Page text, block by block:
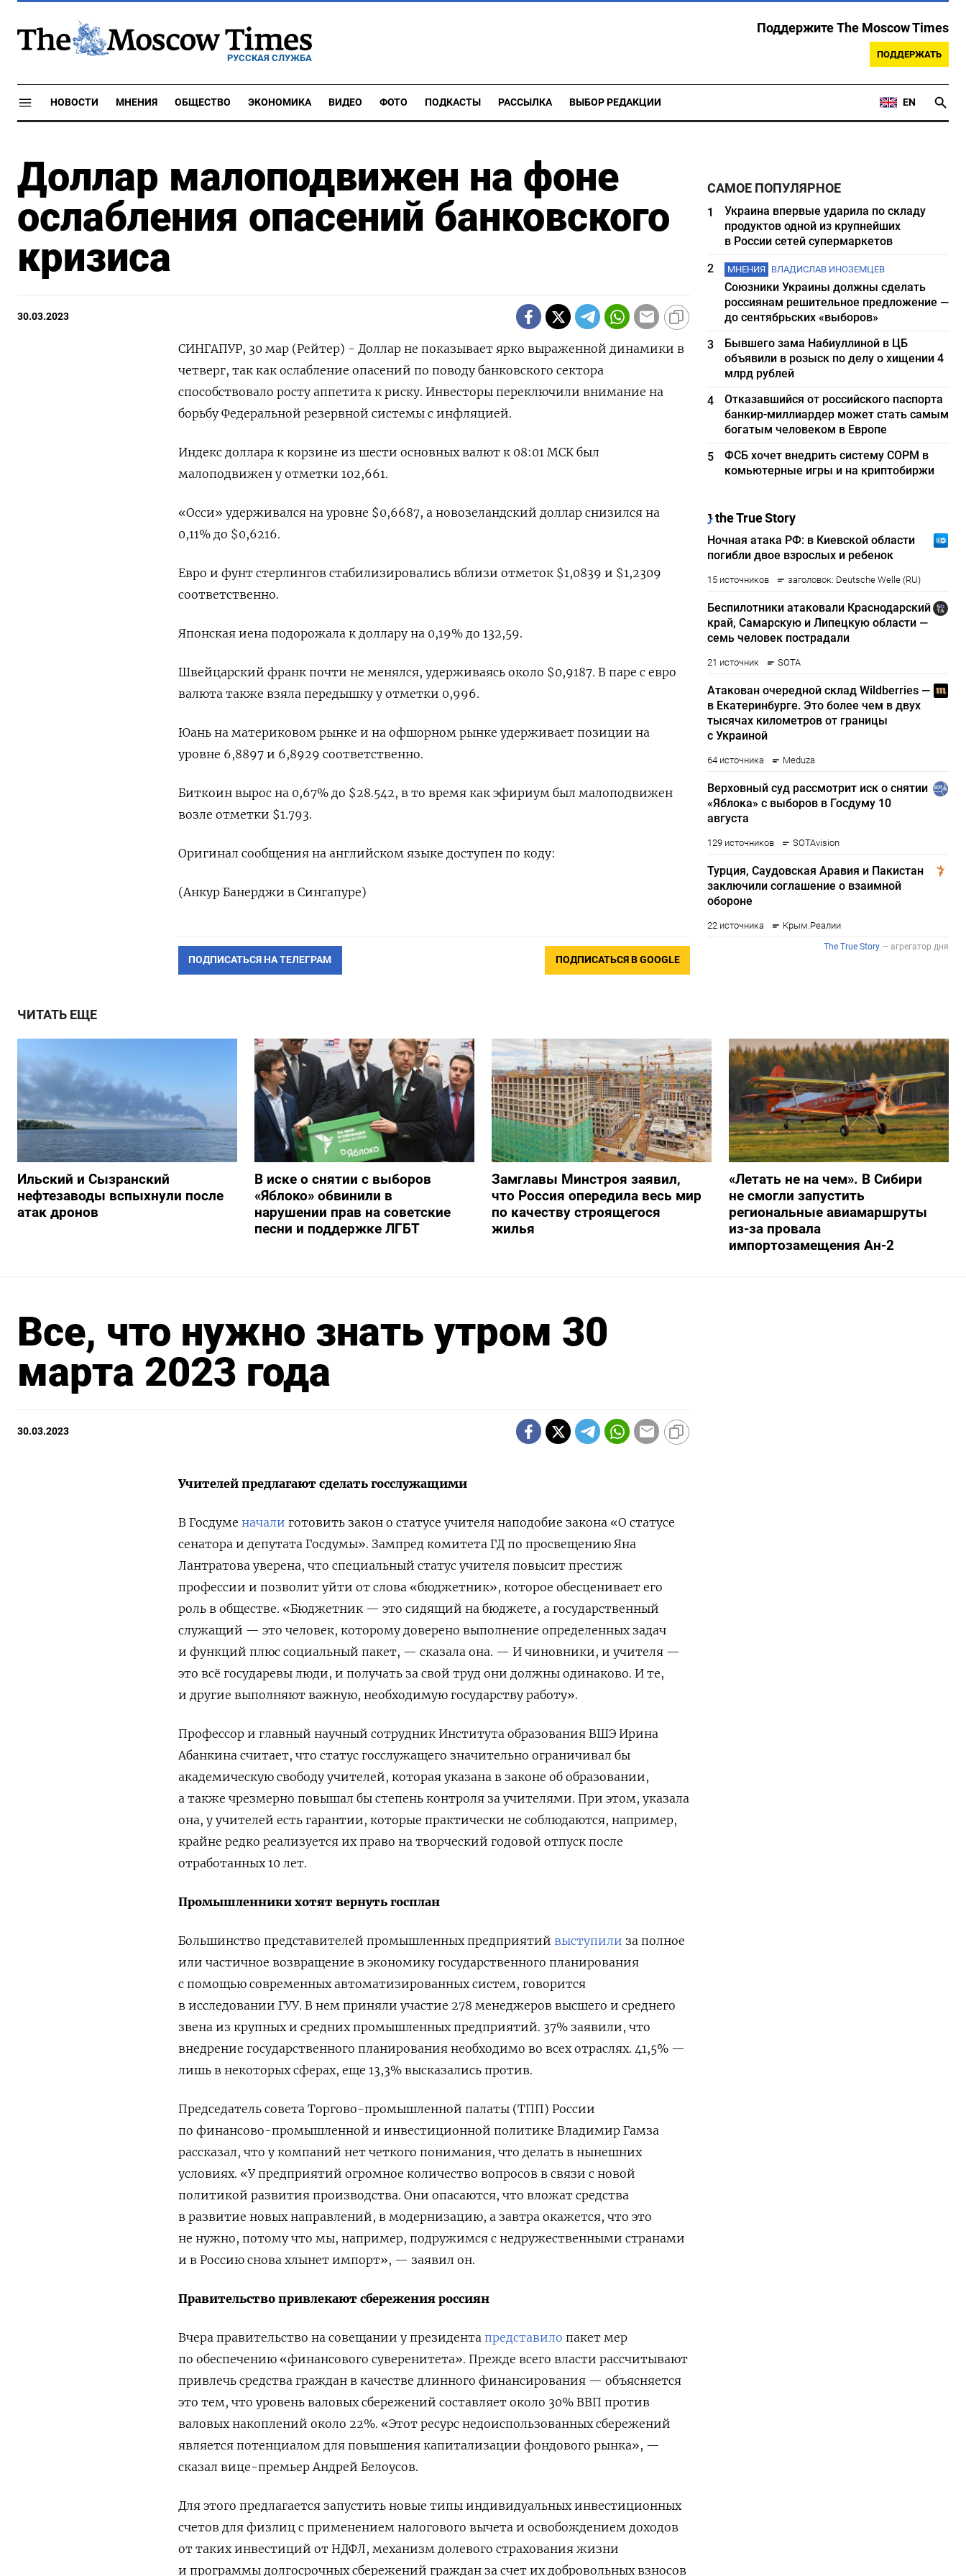
РУССКАЯ СЛУЖБА
Поддержите The Moscow Times
ПОДДЕРЖАТЬ
НОВОСТИ МНЕНИЯ ОБЩЕСТВО ЭКОНОМИКА ВИДЕО ФОТО ПОДКАСТЫ РАССЫЛКА ВЫБОР РЕДАКЦИИ EN
Доллар малоподвижен на фоне
ослабления опасений банковского
кризиса
30.03.2023
СИНГАПУР, 30 мар (Рейтер) - Доллар не показывает ярко выраженной динамики в
четверг, так как ослабление опасений по поводу банковского сектора
способствовало росту аппетита к риску. Инвесторы переключили внимание на
борьбу Федеральной резервной системы с инфляцией.
Индекс доллара к корзине из шести основных валют к 08:01 МСК был
малоподвижен у отметки 102,661​.
«Осси» удерживался на уровне $0,6687​, а новозеландский доллар снизился на
0,11% до $0,6216​.
Евро и фунт стерлингов стабилизировались вблизи отметок $1,0839​ и $1,2309​
соответственно.
Японская иена подорожала к доллару на 0,19%​ до 132,59.
Швейцарский франк почти не менялся, удерживаясь около $0,9187​. В паре с евро
валюта также взяла передышку у отметки 0,996.
Юань на материковом рынке и на офшорном рынке удерживает позиции на
уровне 6,8897​ и 6,8929 соответственно.
Биткоин вырос на 0,67% до $28.542, в то время как эфириум был малоподвижен
возле отметки $1.793.
Оригинал сообщения на английском языке доступен по коду:
(Анкур Банерджи в Сингапуре)
ПОДПИСАТЬСЯ НА ТЕЛЕГРАМ ПОДПИСАТЬСЯ В GOOGLE
САМОЕ ПОПУЛЯРНОЕ
1
Украина впервые ударила по складу
продуктов одной из крупнейших
в России сетей супермаркетов
2
МНЕНИЯ ВЛАДИСЛАВ ИНОЗЕМЦЕВ
Союзники Украины должны сделать
россиянам решительное предложение —
до сентябрьских «выборов»
3
Бывшего зама Набиуллиной в ЦБ
объявили в розыск по делу о хищении 4
млрд рублей
4
Отказавшийся от российского паспорта
банкир-миллиардер может стать самым
богатым человеком в Европе
5
ФСБ хочет внедрить систему СОРМ в
комьютерные игры и на криптобиржи
ЧИТАТЬ ЕЩЕ
Ильский и Сызранский
нефтезаводы вспыхнули после
атак дронов
В иске о снятии с выборов
«Яблоко» обвинили в
нарушении прав на советские
песни и поддержке ЛГБТ
Замглавы Минстроя заявил,
что Россия опередила весь мир
по качеству строящегося
жилья
«Летать не на чем». В Сибири
не смогли запустить
региональные авиамаршруты
из-за провала
импортозамещения Ан-2
Все, что нужно знать утром 30
марта 2023 года
30.03.2023
Учителей предлагают сделать госслужащими
В Госдуме начали готовить закон о статусе учителя наподобие закона «О статусе
сенатора и депутата Госдумы». Зампред комитета ГД по просвещению Яна
Лантратова уверена, что специальный статус учителя повысит престиж
профессии и позволит уйти от слова «бюджетник», которое обесценивает его
роль в обществе. «Бюджетник — это сидящий на бюджете, а государственный
служащий — это человек, которому доверено выполнение определенных задач
и функций плюс социальный пакет, — сказала она. — И чиновники, и учителя —
это всё государевы люди, и получать за свой труд они должны одинаково. И те,
и другие выполняют важную, необходимую государству работу».
Профессор и главный научный сотрудник Института образования ВШЭ Ирина
Абанкина считает, что статус госслужащего значительно ограничивал бы
академическую свободу учителей, которая указана в законе об образовании,
а также чрезмерно повышал бы степень контроля за учителями. При этом, указала
она, у учителей есть гарантии, которые практически не соблюдаются, например,
крайне редко реализуется их право на творческий годовой отпуск после
отработанных 10 лет.
Промышленники хотят вернуть госплан
Большинство представителей промышленных предприятий выступили за полное
или частичное возвращение в экономику государственного планирования
с помощью современных автоматизированных систем, говорится
в исследовании ГУУ. В нем приняли участие 278 менеджеров высшего и среднего
звена из крупных и средних промышленных предприятий. 37% заявили, что
внедрение государственного планирования необходимо во всех отраслях. 41,5% —
лишь в некоторых сферах, еще 13,3% высказались против.
Председатель совета Торгово-промышленной палаты (ТПП) России
по финансово-промышленной и инвестиционной политике Владимир Гамза
рассказал, что у компаний нет четкого понимания, что делать в нынешних
условиях. «У предприятий огромное количество вопросов в связи с новой
политикой развития производства. Они опасаются, что вложат средства
в развитие новых направлений, в модернизацию, а завтра окажется, что это
не нужно, потому что мы, например, подружимся с недружественными странами
и в Россию снова хлынет импорт», — заявил он.
Правительство привлекают сбережения россиян
Вчера правительство на совещании у президента представило пакет мер
по обеспечению «финансового суверенитета». Прежде всего власти рассчитывают
привлечь средства граждан в качестве длинного финансирования — объясняется
это тем, что уровень валовых сбережений составляет около 30% ВВП против
валовых накоплений около 22%. «Этот ресурс недоиспользованных сбережений
является потенциалом для повышения капитализации фондового рынка», —
сказал вице-премьер Андрей Белоусов.
Для этого предлагается запустить новые типы индивидуальных инвестиционных
счетов для физлиц с применением налогового вычета и освобождением доходов
от таких инвестиций от НДФЛ, механизм долевого страхования жизни
и программы долгосрочных сбережений граждан за счет их добровольных взносов